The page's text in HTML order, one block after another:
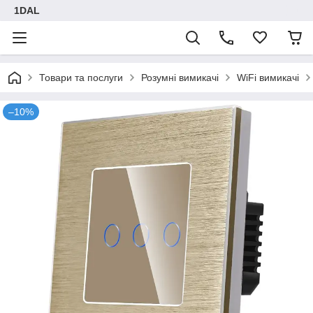
1DAL
Товари та послуги Розумні вимикачі WiFi вимикачі
–10%